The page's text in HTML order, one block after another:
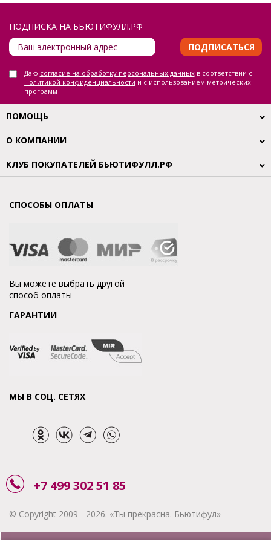
ПОДПИСКА НА БЬЮТИФУЛЛ.РФ
ПОДПИСАТЬСЯ
Даю согласие на обработку персональных данныхв соответствии с
Политикой конфиденциальности и с использованием метрических
программ
ПОМОЩЬ
О КОМПАНИИ
КЛУБ ПОКУПАТЕЛЕЙ БЬЮТИФУЛЛ.РФ
СПОСОБЫ ОПЛАТЫ
Вы можете выбрать другой
способ оплаты
ГАРАНТИИ
МЫ В СОЦ. СЕТЯХ
+7 499 302 51 85
© Copyright 2009 - 2026. «Ты прекрасна. Бьютифул»